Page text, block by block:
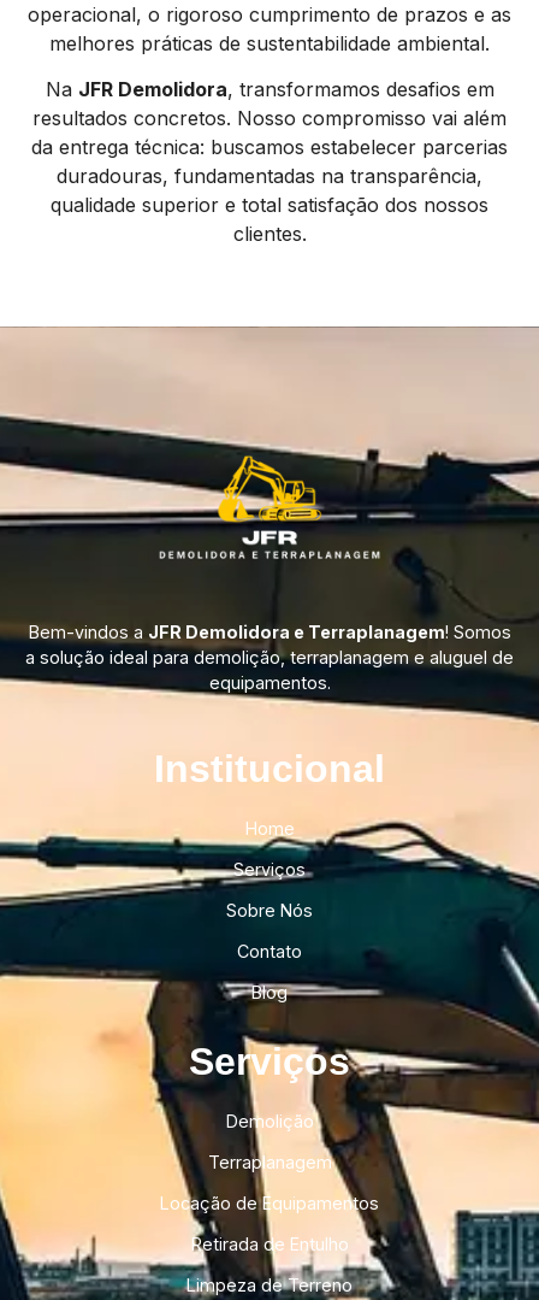
operacional, o rigoroso cumprimento de prazos e as
melhores práticas de sustentabilidade ambiental.
Na JFR Demolidora, transformamos desafios em
resultados concretos. Nosso compromisso vai além
da entrega técnica: buscamos estabelecer parcerias
duradouras, fundamentadas na transparência,
qualidade superior e total satisfação dos nossos
clientes.
Bem-vindos a JFR Demolidora e Terraplanagem! Somos
a solução ideal para demolição, terraplanagem e aluguel de
equipamentos.
Institucional​
Home
Serviços
Sobre Nós
Contato
Blog
Serviços
Demolição
Terraplanagem
Locação de Equipamentos
Retirada de Entulho
Limpeza de Terreno